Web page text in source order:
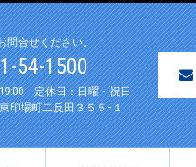
問合せください。
54-1500
定休日：日曜・祝日
印場町二反田３５５−１